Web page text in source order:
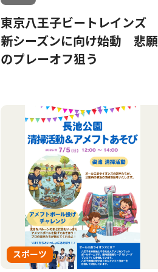
東京八王子ビートレインズ
新シーズンに向け始動 悲願
のプレーオフ狙う
スポーツ